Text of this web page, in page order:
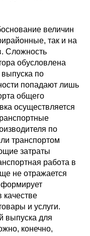
величин
так и на
Сложность
обусловлена
по
попадают лишь
общего
осуществляется
по
транспортом
затраты
работа в
не отражается
формирует
качестве
и услуги.
выпуска для
конечно,